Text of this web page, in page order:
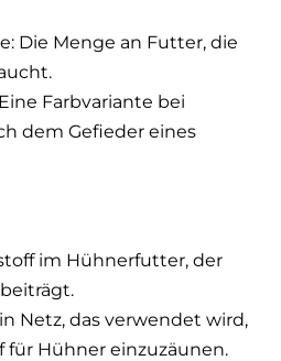
Die Menge an Futter, die
Farbvariante bei
dem Gefieder eines
im Hühnerfutter, der
Netz, das verwendet wird,
für Hühner einzuzäunen.